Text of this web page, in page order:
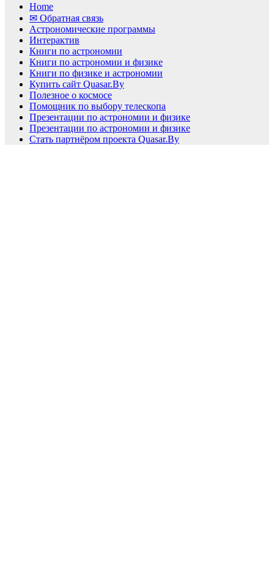
Home
✉ Обратная связь
Астрономические программы
Интерактив
Книги по астрономии
Книги по астрономии и физике
Книги по физике и астрономии
Купить сайт Quasar.By
Полезное о космосе
Помощник по выбору телескопа
Презентации по астрономии и физике
Презентации по астрономии и физике
Стать партнёром проекта Quasar.By